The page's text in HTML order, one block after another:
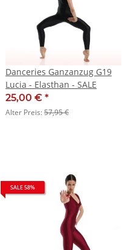
Danceries Ganzanzug G19
Lucia - Elasthan - SALE
25,00 € *
Alter Preis:57,95 €
SALE 58%